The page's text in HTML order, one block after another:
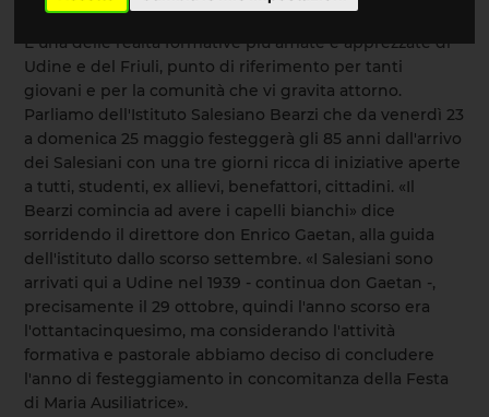
dell'istituto salesiano
È una delle realtà formative più amate e apprezzate di
Udine e del Friuli, punto di riferimento per tanti
giovani e per la comunità che vi gravita attorno.
Parliamo dell'Istituto Salesiano Bearzi che da venerdì 23
a domenica 25 maggio festeggerà gli 85 anni dall'arrivo
dei Salesiani con una tre giorni ricca di iniziative aperte
a tutti, studenti, ex allievi, benefattori, cittadini. «Il
Bearzi comincia ad avere i capelli bianchi» dice
sorridendo il direttore don Enrico Gaetan, alla guida
dell'istituto dallo scorso settembre. «I Salesiani sono
arrivati qui a Udine nel 1939 - continua don Gaetan -,
precisamente il 29 ottobre, quindi l'anno scorso era
l'ottantacinquesimo, ma considerando l'attività
formativa e pastorale abbiamo deciso di concludere
l'anno di festeggiamento in concomitanza della Festa
di Maria Ausiliatrice».